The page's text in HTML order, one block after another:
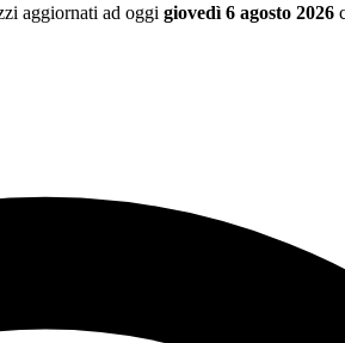
aggiornati ad oggi giovedì 6 agosto 2026